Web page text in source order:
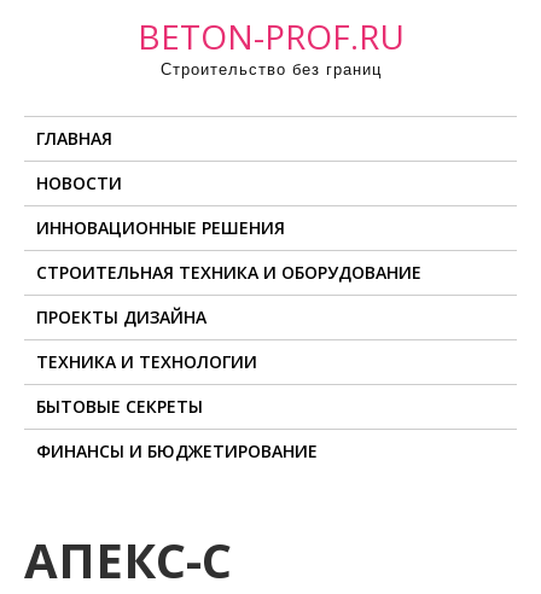
BETON-PROF.RU
Строительство без границ
ГЛАВНАЯ
НОВОСТИ
ИННОВАЦИОННЫЕ РЕШЕНИЯ
СТРОИТЕЛЬНАЯ ТЕХНИКА И ОБОРУДОВАНИЕ
ПРОЕКТЫ ДИЗАЙНА
ТЕХНИКА И ТЕХНОЛОГИИ
БЫТОВЫЕ СЕКРЕТЫ
ФИНАНСЫ И БЮДЖЕТИРОВАНИЕ
АПЕКС-С